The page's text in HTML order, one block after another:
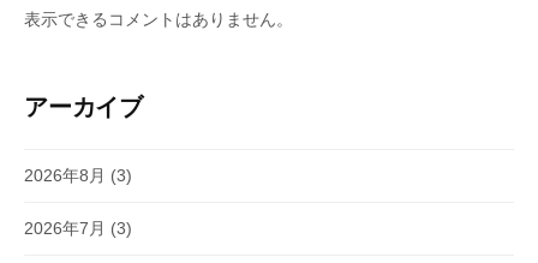
表示できるコメントはありません。
アーカイブ
2026年8月 (3)
2026年7月 (3)